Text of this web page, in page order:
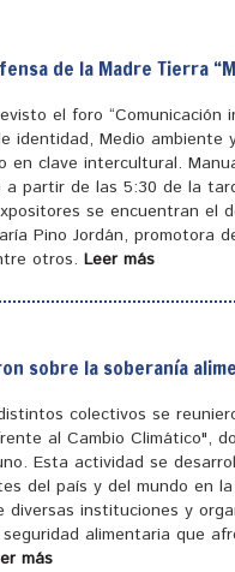
de la Madre Tierra
el foro
identidad, Medio
en clave intercultural.
a partir de las 5:30 de la
se encuentran el
Pino Jordán, promotora
otros. Leer más
sobre la soberanía
colectivos se
al Cambio Climático",
Esta actividad se
del país y del mundo en
instituciones y
alimentaria que
más